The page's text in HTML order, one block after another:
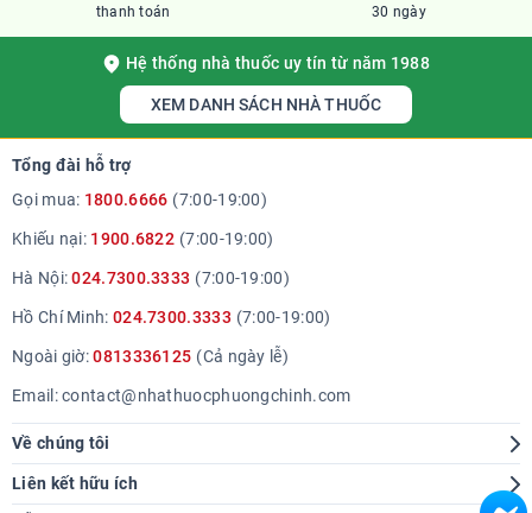
thanh toán
30 ngày
Hệ thống nhà thuốc uy tín từ năm 1988
XEM DANH SÁCH NHÀ THUỐC
Tổng đài hỗ trợ
Gọi mua: 1800.6666 (7:00-19:00)
Khiếu nại: 1900.6822 (7:00-19:00)
Hà Nội:024.7300.3333 (7:00-19:00)
Hồ Chí Minh: 024.7300.3333 (7:00-19:00)
Ngoài giờ:0813336125 (Cả ngày lễ)
Email:contact@nhathuocphuongchinh.com
Về chúng tôi
Giới thiệu
Hệ thống cửa hàng
Liên kết hữu ích
Tra cứu bệnh